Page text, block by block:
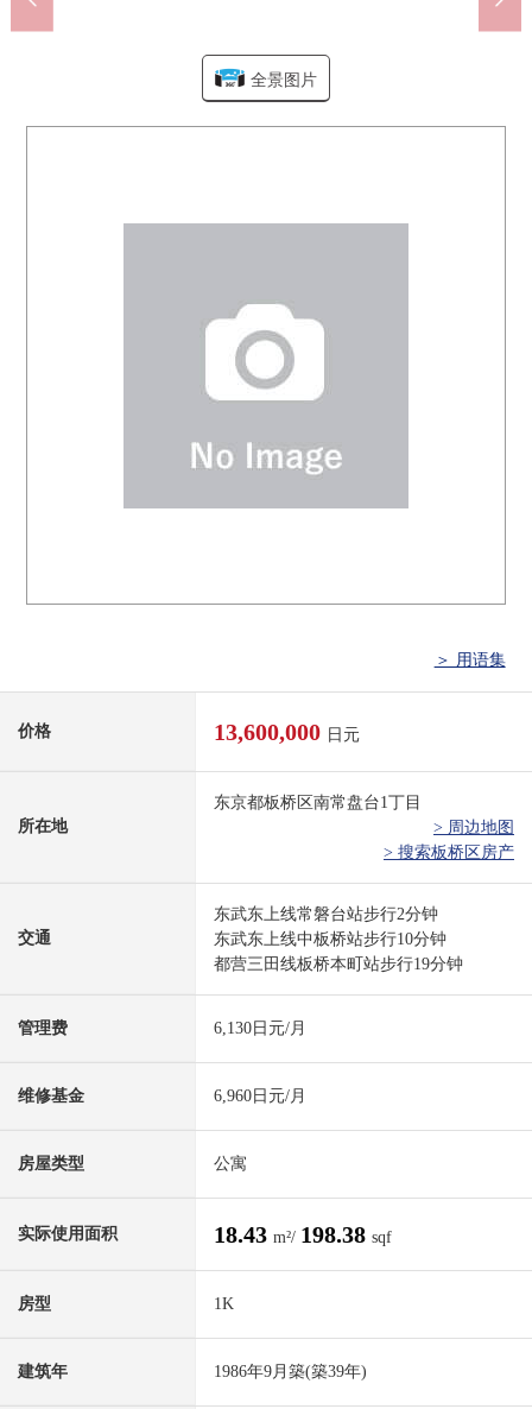
全景图片
＞ 用语集
价格 13,600,000 日元
所在地
东京都板桥区南常盘台1丁目
> 周边地图
> 搜索板桥区房产
交通
东武东上线常磐台站步行2分钟
东武东上线中板桥站步行10分钟
都营三田线板桥本町站步行19分钟
管理费 6,130日元/月
维修基金 6,960日元/月
房屋类型 公寓
实际使用面积 18.43 m²/ 198.38 sqf
房型 1K
建筑年 1986年9月築(築39年)